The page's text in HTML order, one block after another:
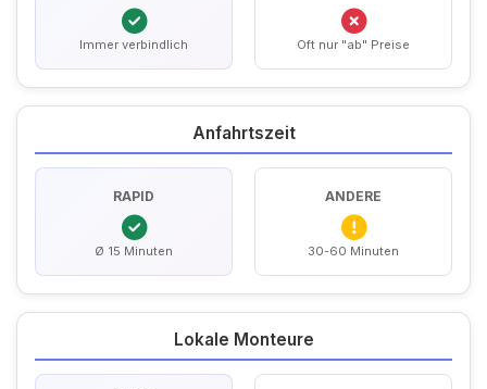
Immer verbindlich Oft nur "ab" Preise
Anfahrtszeit
RAPID
Ø 15 Minuten
ANDERE
30-60 Minuten
Lokale Monteure